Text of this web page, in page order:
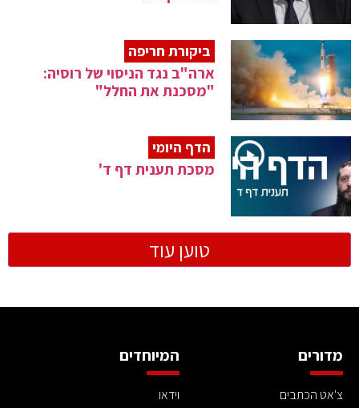
ביקורת חריפה
ארה"ב נגד הניסוי של רוסיה:
"מסכנת את החלל"
הדף היומי
מסכת תענית דף ד'
טוען עוד
מדורים
צ'אט הכתבים
המיוחדים
וידאו